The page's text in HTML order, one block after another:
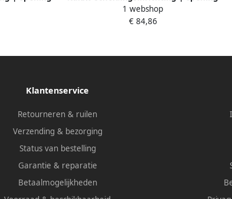
losdraaien
4157 490
A 8-60 mm | gelijkmatig losdraaien van
de moeren | voor art.nr. 4157 490 000 |
1 webshop
€ 84,86
Klantenservice
Retourneren & ruilen
Verzending & bezorging
Status van bestelling
Garantie & reparatie
Betaalmogelijkheden